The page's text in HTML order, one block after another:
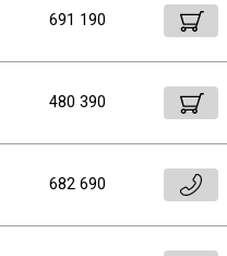
691 190
480 390
682 690